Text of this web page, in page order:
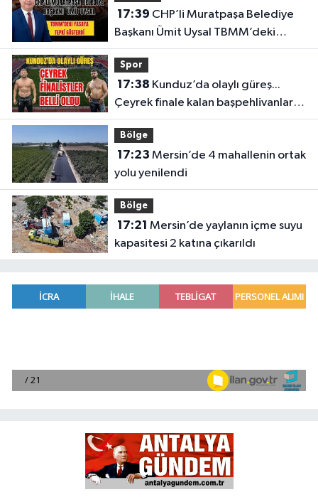
17:39
Başkanı Ümit Uysal TBMM’deki
yasaya tepki gösterdi
Spor
17:38
Çeyrek finale kalan başpehlivanlar
belli oldu
Bölge
17:23
yolu yenilendi
Bölge
17:21
kapasitesi 2 katına çıkarıldı